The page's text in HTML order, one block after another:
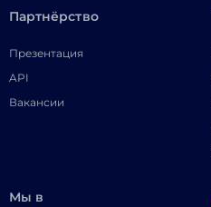
Партнёрство
Презентация
API
Вакансии
Мы в